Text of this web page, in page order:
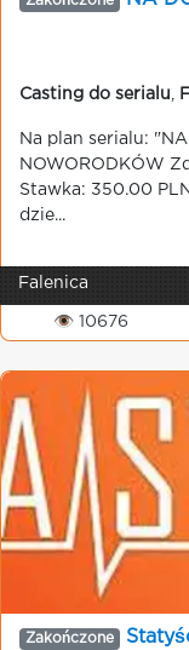
Casting do serialu
Na plan serialu:
NOWORODKÓW
Stawka: 350.00
dzie...
Falenica
👁 10676
Zakończone